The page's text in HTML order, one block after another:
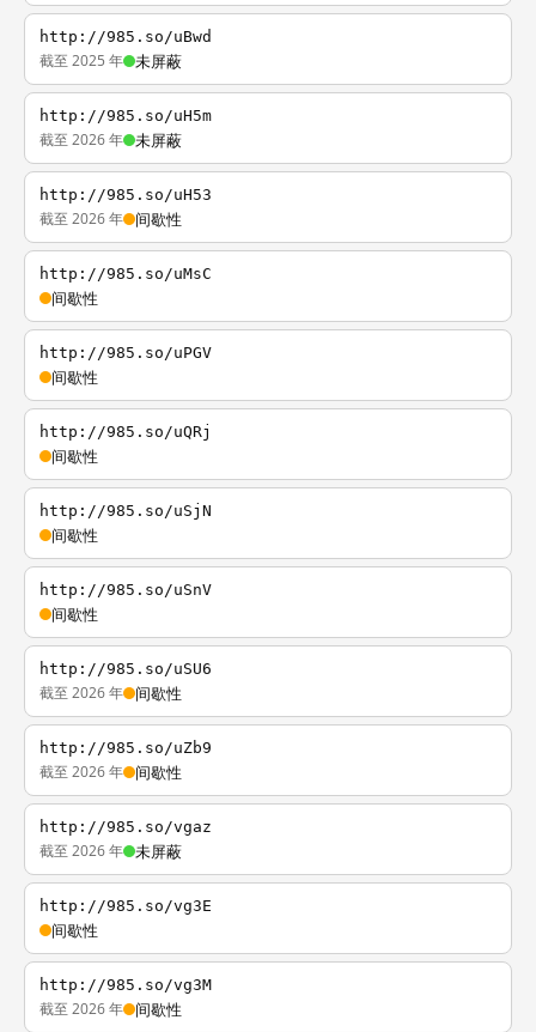
http://985.so/uBwd
截至 2025 年 未屏蔽
http://985.so/uH5m
截至 2026 年 未屏蔽
http://985.so/uH53
截至 2026 年 间歇性
http://985.so/uMsC
间歇性
http://985.so/uPGV
间歇性
http://985.so/uQRj
间歇性
http://985.so/uSjN
间歇性
http://985.so/uSnV
间歇性
http://985.so/uSU6
截至 2026 年 间歇性
http://985.so/uZb9
截至 2026 年 间歇性
http://985.so/vgaz
截至 2026 年 未屏蔽
http://985.so/vg3E
间歇性
http://985.so/vg3M
截至 2026 年 间歇性